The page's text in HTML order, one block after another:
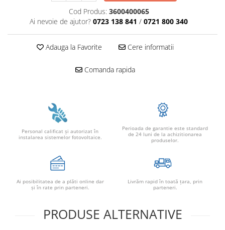
Cod Produs: 3600400065
Ai nevoie de ajutor? 0723 138 841 / 0721 800 340
Adauga la Favorite Cere informatii
Comanda rapida
Personal calificat şi autorizat în
instalarea sistemelor fotovoltaice.
Perioada de garantie este standard
de 24 luni de la achizitionarea
produselor.
Ai posibilitatea de a plăti online dar
şi în rate prin parteneri.
Livrăm rapid în toată țara, prin
parteneri.
PRODUSE ALTERNATIVE